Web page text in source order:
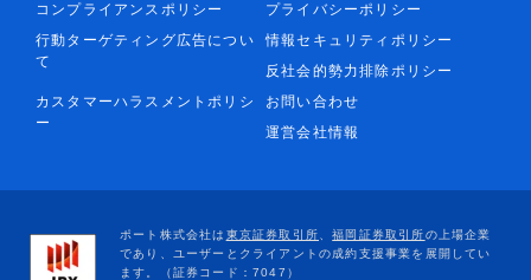
コンプライアンスポリシー
プライバシーポリシー
行動ターゲティング広告につい
て
情報セキュリティポリシー
反社会的勢力排除ポリシー
カスタマーハラスメントポリシ
ー
お問い合わせ
運営会社情報